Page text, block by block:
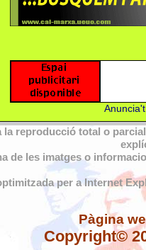
la reproducció total o
de les imatges o
per a Internet
Pàgina
Copyright©